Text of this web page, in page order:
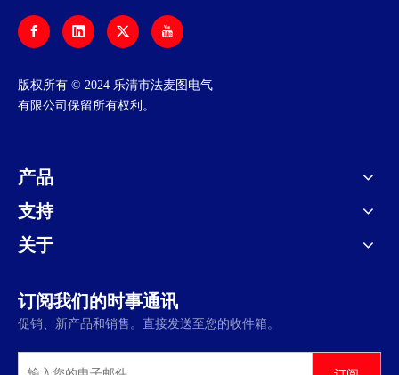
​版权所有 © 2024 乐清市法麦图电气
有限公司保留所有权利。
产品
支持
关于
订阅我们的时事通讯
促销、新产品和销售。直接发送至您的收件箱。